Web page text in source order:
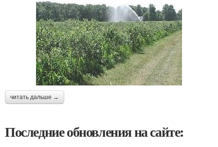
читать дальше →
Последние обновления на сайте: